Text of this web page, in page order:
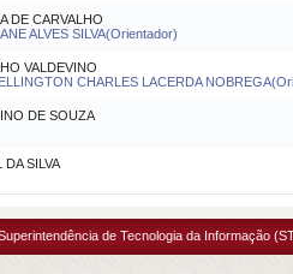
DE CARVALHO
ALVES SILVA(Orientador)
VALDEVINO
CHARLES LACERDA
DE SOUZA
SILVA
de Tecnologia da Informação